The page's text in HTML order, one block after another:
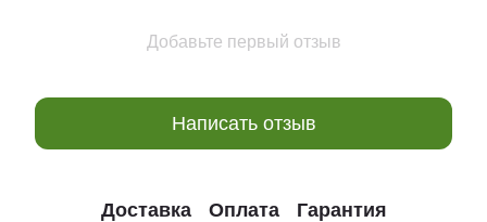
Добавьте первый отзыв
Написать отзыв
Доставка Оплата Гарантия